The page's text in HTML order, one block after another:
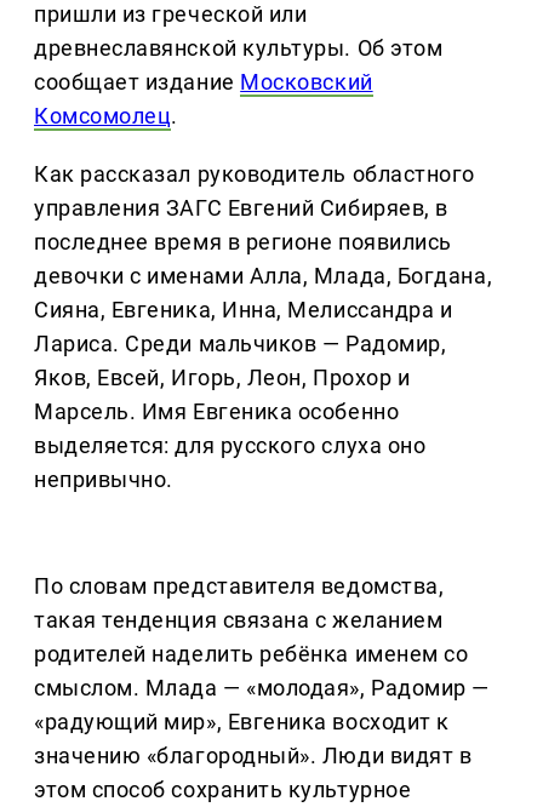
пришли из греческой или
древнеславянской культуры. Об этом
сообщает издание Московский
Комсомолец.
Как рассказал руководитель областного
управления ЗАГС Евгений Сибиряев, в
последнее время в регионе появились
девочки с именами Алла, Млада, Богдана,
Сияна, Евгеника, Инна, Мелиссандра и
Лариса. Среди мальчиков — Радомир,
Яков, Евсей, Игорь, Леон, Прохор и
Марсель. Имя Евгеника особенно
выделяется: для русского слуха оно
непривычно.
По словам представителя ведомства,
такая тенденция связана с желанием
родителей наделить ребёнка именем со
смыслом. Млада — «молодая», Радомир —
«радующий мир», Евгеника восходит к
значению «благородный». Люди видят в
этом способ сохранить культурное